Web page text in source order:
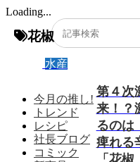
Loading...
今月の推し!
トレンド
レシピ
社長ブログ
コミック
花椒
水産
第４次
来！？
るのは
痺れる
「花